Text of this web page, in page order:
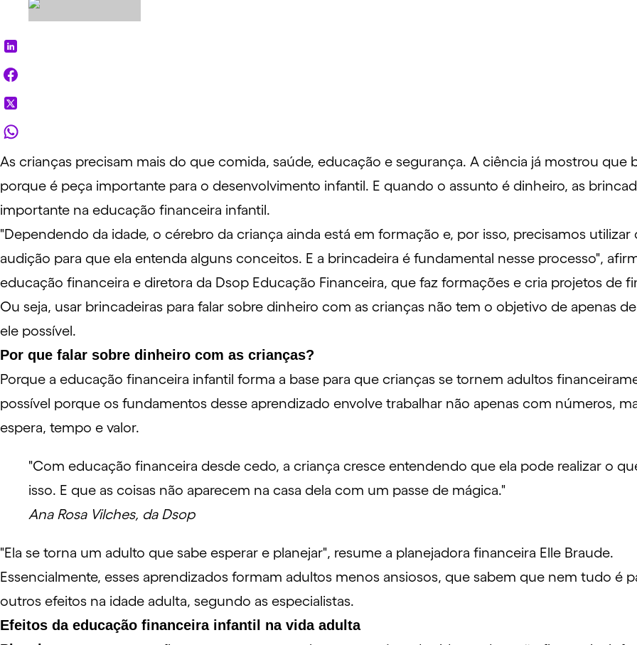
As crianças precisam mais do que comida, saúde, educação e segurança. A ciência já mostrou que
porque é peça importante para o desenvolvimento infantil. E quando o assunto é dinheiro, as
importante na educação financeira infantil.
"Dependendo da idade, o cérebro da criança ainda está em formação e, por isso, precisamos
audição para que ela entenda alguns conceitos. E a brincadeira é fundamental nesse processo",
educação financeira e diretora da Dsop Educação Financeira, que faz formações e cria projetos de
Ou seja, usar brincadeiras para falar sobre dinheiro com as crianças não tem o objetivo de apenas
ele possível.
Por que falar sobre dinheiro com as crianças?
Porque a educação financeira infantil forma a base para que crianças se tornem adultos
possível porque os fundamentos desse aprendizado envolve trabalhar não apenas com números,
espera, tempo e valor.
"Com educação financeira desde cedo, a criança cresce entendendo que ela pode realizar o
isso. E que as coisas não aparecem na casa dela com um passe de mágica."
Ana Rosa Vilches, da Dsop
"Ela se torna um adulto que sabe esperar e planejar", resume a planejadora financeira Elle Braude.
Essencialmente, esses aprendizados formam adultos menos ansiosos, que sabem que nem tudo é
outros efeitos na idade adulta, segundo as especialistas.
Efeitos da educação financeira infantil na vida adulta